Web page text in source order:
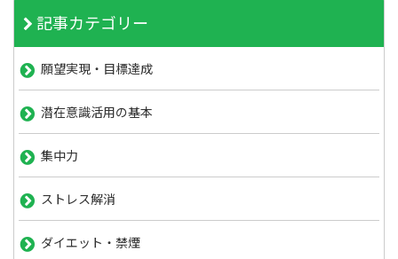
記事カテゴリー
願望実現・目標達成
潜在意識活用の基本
集中力
ストレス解消
ダイエット・禁煙